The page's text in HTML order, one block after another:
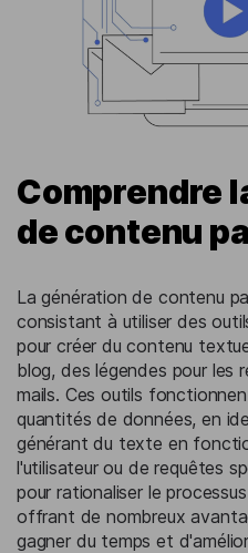
Comprendre
de contenu
La génération de contenu
consistant à utiliser des
pour créer du contenu
blog, des légendes pour les
mails. Ces outils
quantités de données, en
générant du texte en
l'utilisateur ou de requêtes
pour rationaliser le
offrant de nombreux
gagner du temps et